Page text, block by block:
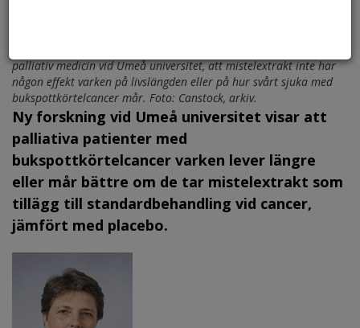
palliativ medicin vid Umeå universitet, att mistelextrakt inte har
någon effekt varken på livslängden eller på hur svårt sjuka med
bukspottkörtelcancer mår. Foto: Canstock, arkiv.
Ny forskning vid Umeå universitet visar att
palliativa patienter med
bukspottkörtelcancer varken lever längre
eller mår bättre om de tar mistelextrakt som
tillägg till standardbehandling vid cancer,
jämfört med placebo.